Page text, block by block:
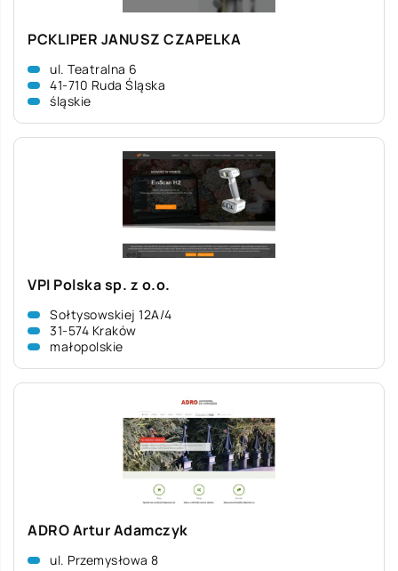
PCKLIPER JANUSZ CZAPELKA
ul. Teatralna 6
41-710 Ruda Śląska
śląskie
VPI Polska sp. z o.o.
Sołtysowskiej 12A/4
31-574 Kraków
małopolskie
ADRO Artur Adamczyk
ul. Przemysłowa 8